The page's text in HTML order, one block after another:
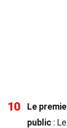
10 Le
public :